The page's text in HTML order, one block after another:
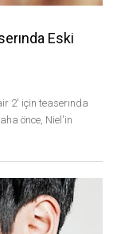
Eski
2' için teaserında
önce, Niel'in